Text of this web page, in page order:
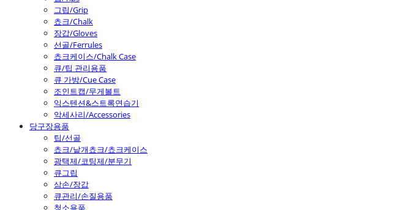
그립/Grip
쵸크/Chalk
장갑/Gloves
선골/Ferrules
쵸크케이스/Chalk Case
큐/팁 관리용품
큐 가방/Cue Case
조인트캡/무게볼트
익스텐션&스트록연습기
악세사리/Accessories
당구장용품
팁/선골
쵸크/낱개쵸크/쵸크케이스
광택제/코팅제/분무기
큐그립
삼손/장갑
큐관리/손질용품
청소용품